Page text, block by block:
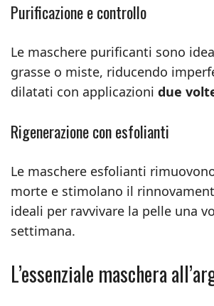
Purificazione e controllo
Le maschere purificanti sono
grasse o miste, riducendo
dilatati con applicazioni due
Rigenerazione con esfolianti
Le maschere esfolianti
morte e stimolano il
ideali per ravvivare la pelle una
settimana.
L’essenziale maschera